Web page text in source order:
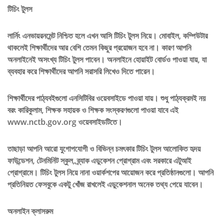
টিচিং টুলস
লার্নিং এনভায়রনমেন্ট নিশ্চিত হলে এখন আসি টিচিং টুলস নিয়ে। মোবাইল, কম্পিউটার
থাকলেই শিক্ষার্থীদের আর বেশি তেমন কিছুর প্রয়োজন হবে না। কারণ আপনি
অনলাইনেই অসংখ্য টিচিং টুলস পাবেন। অনলাইনে হোয়াইট বোর্ডও পাওয়া যায়, যা
ব্যবহার করে শিক্ষার্থীদের আপনি সরাসরি লিখেও দিতে পারেন।
শিক্ষার্থীদের পাঠ্যবইগুলো এনসিটিবির ওয়েবসাইডে পাওয়া যায়। শুধু পাঠ্যক্রমই নয়
বরং কারিকুলাম, শিক্ষক সহায়ক ও শিক্ষক সংস্করণগুলো পাওয়া যাবে এই
www.nctb.gov.org ওয়েবসাইডটিতে।
তাছাড়া আপনি আরো যুগোপযোগী ও বিভিন্ন চমৎকার টিচিং টুলস আলোকিত হৃদয়
ফাউন্ডেশন, টেনমিনিট স্কুল, ব্র্যাক এডুকেশন প্রোগ্রাম এবং সরকারে এটুআই
প্রোগ্রামে। টিচিং টুলস নিয়ে নানা ওয়ার্কশপের আয়োজন করে প্রতিষ্ঠানগুলো। আপনি
প্রতিনিয়ত ফেসবুকে একটু খোঁজ রাখলেই এডুকেশনাল অনেক তথ্য পেয়ে যাবেন।
অনলাইন ক্লাসরুম